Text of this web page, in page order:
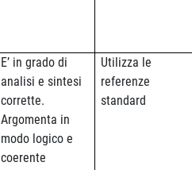
E’ in grado di
analisi e sintesi
corrette.
Argomenta in
modo logico e
coerente
Utilizza le
referenze
standard